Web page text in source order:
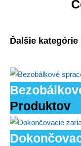
Ďalšie
Produktov